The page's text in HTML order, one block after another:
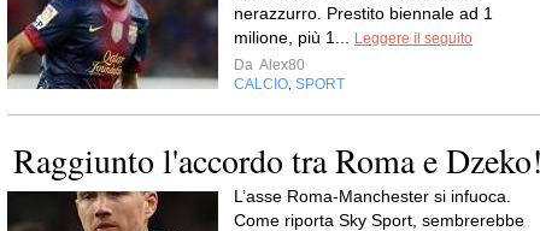
nerazzurro. Prestito biennale ad 1
milione, più 1...
Leggere il seguito
Da Alex80
CALCIO SPORT
Raggiunto l'accordo tra Roma e
L’asse Roma-Manchester si infuoca.
Come riporta Sky Sport, sembrerebbe